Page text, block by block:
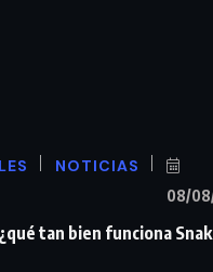
NOTICIAS
08/
tan bien funciona